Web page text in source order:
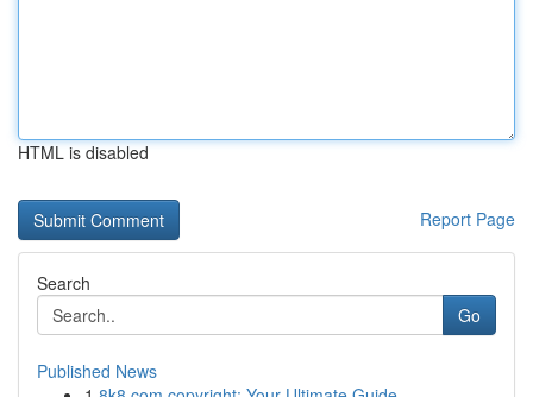
HTML is disabled
Report Page
Search
Go
Published News